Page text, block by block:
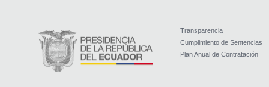
Transparencia
Cumplimiento de Sentencias
Plan Anual de Contratación